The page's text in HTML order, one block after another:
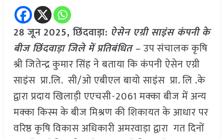
28 जून 2025,छिंदवाड़ा: ऐसेन एग्री साइंस कंपनी के
बीज छिंदवाड़ा जिले में प्रतिबंधित –उप संचालक कृषि
श्री जितेन्द्र कुमार सिंह ने बताया कि कंपनी ऐसेन एग्री
साइंस प्रा.लि. सी/ओ एबीएल बायो साइंस प्रा. लि .के
द्वारा प्रदाय खिलाड़ी एएचसी-2061 मक्का बीज में अन्य
मक्का किस्म के बीज मिश्रण की शिकायत के आधार पर
वरिष्ठ कृषि विकास अधिकारी अमरवाड़ा द्वारा गत दिनों